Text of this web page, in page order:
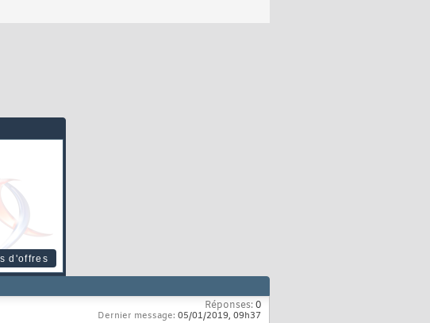
d'offres
Réponses:0
Dernier message: 05/01/2019, 09h37